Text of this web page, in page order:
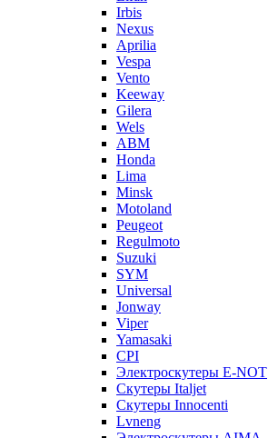
Irbis
Nexus
Aprilia
Vespa
Vento
Keeway
Gilera
Wels
ABM
Honda
Lima
Minsk
Motoland
Peugeot
Regulmoto
Suzuki
SYM
Universal
Jonway
Viper
Yamasaki
CPI
Электроскутеры E-NOT
Скутеры Italjet
Скутеры Innocenti
Lvneng